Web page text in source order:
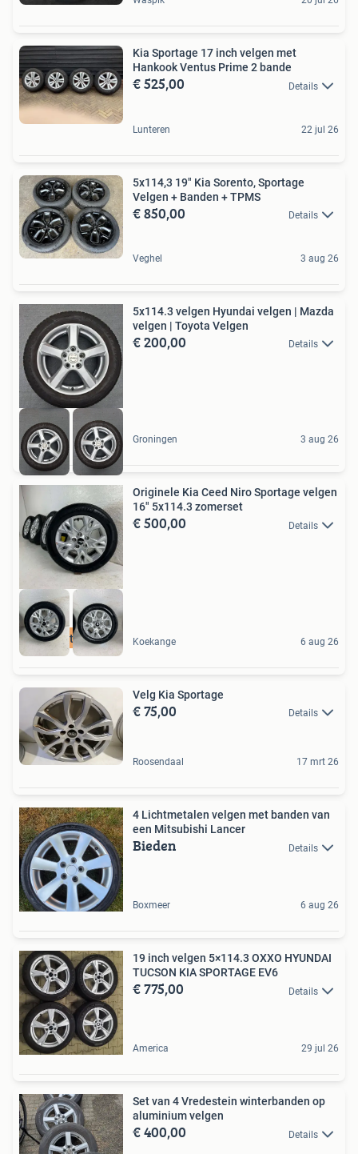
Kia Sportage 17 inch velgen met
Hankook Ventus Prime 2 bande
€ 525,00 Details
Lunteren 22 jul 26
5x114,3 19" Kia Sorento, Sportage
Velgen + Banden + TPMS
€ 850,00 Details
Veghel 3 aug 26
5x114.3 velgen Hyundai velgen | Mazda
velgen | Toyota Velgen
€ 200,00 Details
Groningen 3 aug 26
Laagste prijs
Originele Kia Ceed Niro Sportage velgen
16" 5x114.3 zomerset
€ 500,00 Details
Koekange 6 aug 26
Velg Kia Sportage
€ 75,00 Details
Roosendaal 17 mrt 26
4 Lichtmetalen velgen met banden van
een Mitsubishi Lancer
Bieden Details
Boxmeer 6 aug 26
19 inch velgen 5×114.3 OXXO HYUNDAI
TUCSON KIA SPORTAGE EV6
€ 775,00 Details
America 29 jul 26
Set van 4 Vredestein winterbanden op
aluminium velgen
€ 400,00 Details